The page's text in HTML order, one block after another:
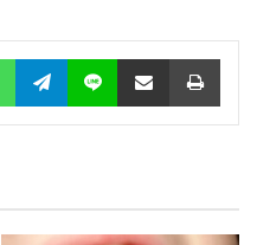
WhatsApp Telegram Line Share via Email